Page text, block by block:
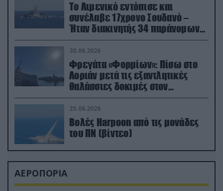
Το Λιμενικό εντόπισε και
συνέλαβε 17χρονο Σουδανό –
Ήταν διακινητής 34 παράνομων
μεταναστών
30.06.2026
Φρεγάτα «Φορμίων»: Πίσω στο
Λοριάν μετά τις εξαντλητικές
θαλάσσιες δοκιμές στον
απαιτητικό Βισκαϊκό
25.06.2026
Βολές Harpoon από τις μονάδες
του ΠΝ (βίντεο)
ΑΕΡΟΠΟΡΙΑ